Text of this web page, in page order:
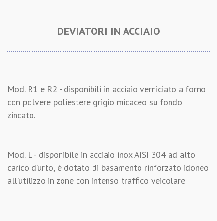
DEVIATORI IN ACCIAIO
Mod. R1 e R2 - disponibili in acciaio verniciato a forno
con polvere poliestere grigio micaceo su fondo
zincato.
Mod. L - disponibile in acciaio inox AISI 304 ad alto
carico d’urto, è dotato di basamento rinforzato idoneo
all’utilizzo in zone con intenso traffico veicolare.